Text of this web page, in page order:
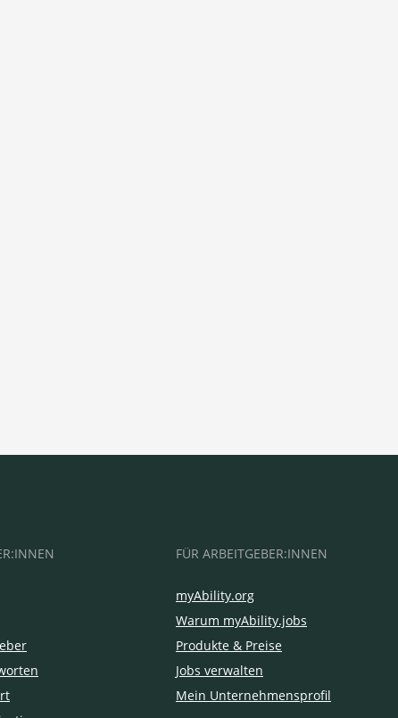
FÜR ARBEITGEBER:INNEN
myAbility.org
Warum myAbility.jobs
Produkte & Preise
Jobs verwalten
Mein Unternehmensprofil